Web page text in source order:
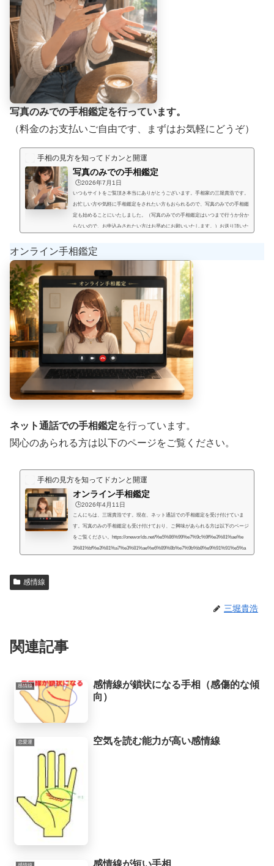
写真のみでの手相鑑定を行っています。
（料金のお支払いご自由です、まずはお気軽にどうぞ）
手相の見方を知ってドカンと開運
写真のみでの手相鑑定
🕒️2026年7月1日
いつもサイトをご覧頂き本当にありがとうございます。手相家の三堀貴浩です。
お忙しい方や気軽に手相鑑定をされたい方もおられるので、写真のみでの手相鑑
定も始めることにいたしました。（写真のみでの手相鑑定はいつまで行うか分か
らないので、お申込みされたい方はお早めにお願いいたします。）お送り頂いた
真のみでの手相鑑定では決まった料金と言うものは無く、お好きな金額を鑑定後
にお支払い頂く形にします。（このページの下部に、振込先が記載され...
オンライン手相鑑定
ネット通話での手相鑑定を行っています。
関心のあられる方は以下のページをご覧ください。
手相の見方を知ってドカンと開運
オンライン手相鑑定
🕒️2026年4月11日
こんにちは、三堀貴浩です。現在、ネット通話での手相鑑定を受け付けていま
す。写真のみの手相鑑定も受け付けており、ご興味があられる方は以下のページ
をご覧ください。https://oneworlds.net/%e5%86%99%e7%9c%9f%e3%81%ae%e
3%81%bf%e3%81%a7%e3%81%ae%e6%89%8b%e7%9b%b8%e9%91%91%e5%a
感情線
三堀貴浩
関連記事
感情線
感情線が鎖状になる手相（感傷的な傾
向）
恋愛運 空気を読む能力が高い感情線
感情線 感情線が短い手相